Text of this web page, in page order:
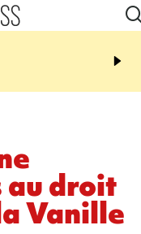
17:17
Angeles, un homme vit
au droit
Vanille